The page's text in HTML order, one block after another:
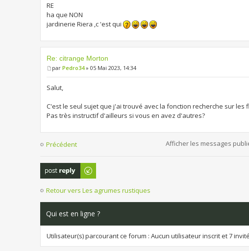
RE
ha que NON
jardinerie Riera ,c 'est qui
Re: citrange Morton
par Pedro34» 05 Mai 2023, 14:34
Salut,
C'est le seul sujet que j'ai trouvé avec la fonction recherche sur les
Pas très instructif d'ailleurs si vous en avez d'autres?
Précédent Afficher les messages
Publier une
réponse
Retour vers Les agrumes rustiques
Qui est en ligne ?
Utilisateur(s) parcourant ce forum : Aucun utilisateur inscrit et 7